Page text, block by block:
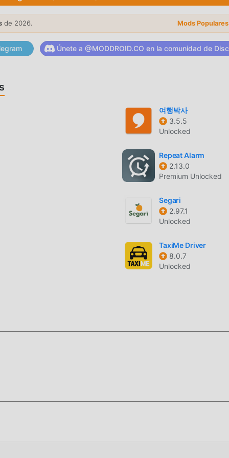
recientemente, ha atraído a una gran cantidad de usuarios
de la aplicación de forma gratuita. moddroid promete
a los usuarios ninguna tarifa y son 100% seguras,
cliente moddroid, puedes descargar e instalar Knots 3D 11.2.1
moddroid ahora!
potentes funciones han atraído a una gran cantidad de
de life , Knots 3D proporciona una experiencia más
Además, moddroid también es compatible con la aplicación life
entre ellos, compartan la felicidad que encuentran en la
ahora.
completamente gratis, sino que también adjunta la
sólo necesitas descargar moddroid al cliente, puede
esperando a jugar, que esperas, descárgalo ya!
de 2026. Mods
Únete a @MODDROID.CO en la comunidad de
여행박사
3.5.5
Unlocked
Repeat Alarm
2.13.0
Premium Unlocked
Segari
2.97.1
Unlocked
TaxiMe Driver
8.0.7
Unlocked